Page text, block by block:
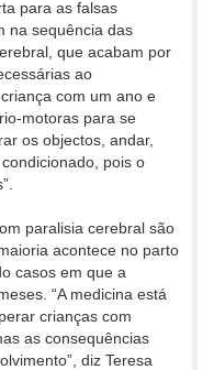
para as falsas
na sequência das
que acabam por
ao
com um ano e
motoras para se
os objectos, andar,
pois o
paralisia cerebral são
acontece no parto
casos em que a
“A medicina está
crianças com
as consequências
diz Teresa